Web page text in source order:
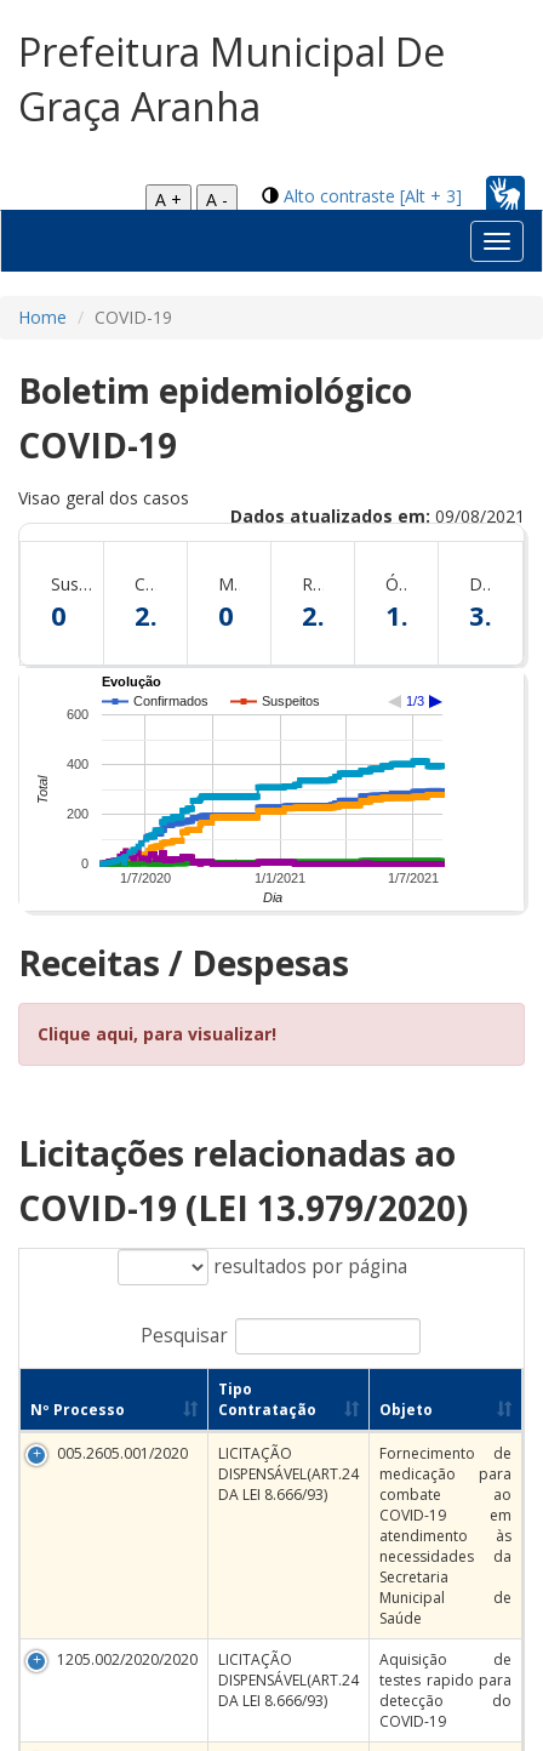
Prefeitura Municipal De
Graça Aranha
Alto contraste [Alt + 3]
A +
A -
Home COVID-19
Boletim epidemiológico
COVID-19
Dados atualizados em: 09/08/2021
Visao geral dos casos
Suspeitos
0
Confirmados
293
Monitorados
0
Recuperados
278
Óbitos
11
Descartados
394
Evolução
Confirmados
Suspeitos 1/3
1/7/2020 1/1/2021 1/7/2021
0
200
400
600
Dia
Total
Receitas / Despesas
Clique aqui, para visualizar!
Licitações relacionadas ao
COVID-19 (LEI 13.979/2020)
resultados por página
Pesquisar
Nº Processo
Tipo
Contratação
Objeto
005.2605.001/2020
LICITAÇÃO
DISPENSÁVEL(ART.24
DA LEI 8.666/93)
Fornecimento de
medicação para
combate ao
COVID-19 em
atendimento às
necessidades da
Secretaria
Municipal de
Saúde
1205.002/2020/2020
LICITAÇÃO
DISPENSÁVEL(ART.24
DA LEI 8.666/93)
Aquisição de
testes rapido para
detecção do
COVID-19